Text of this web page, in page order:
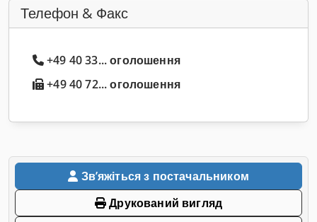
Телефон & Факс
+49 40 33... оголошення
+49 40 72... оголошення
Звʼяжіться з постачальником
Друкований вигляд